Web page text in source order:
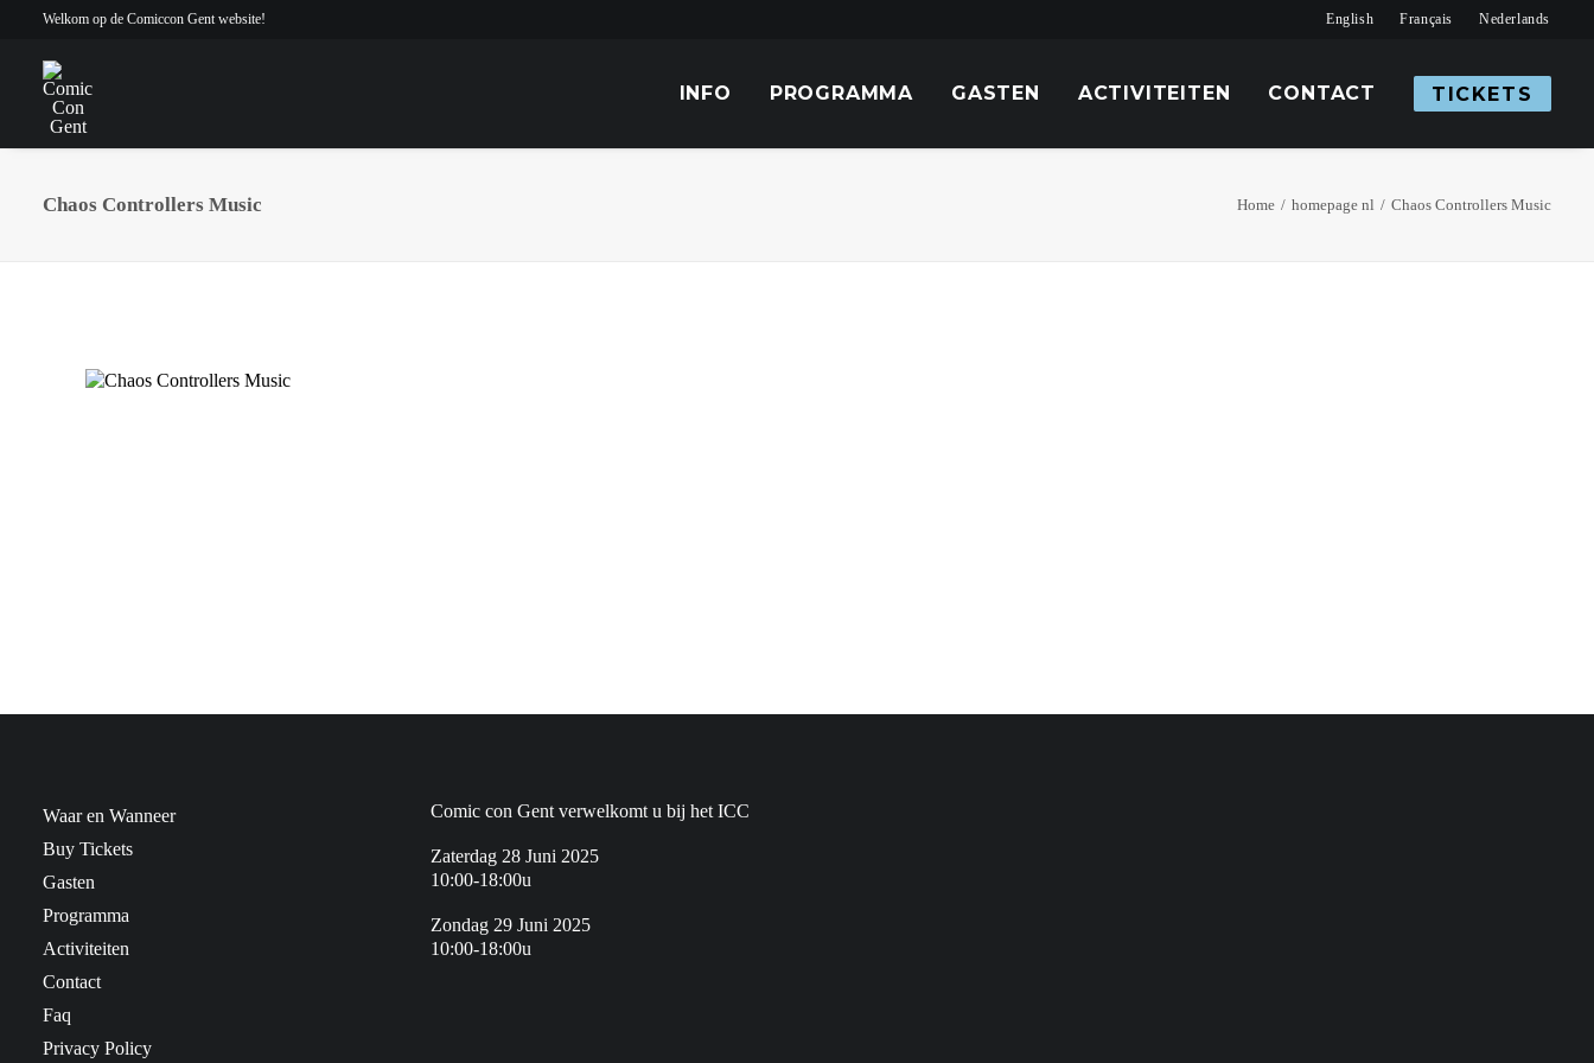
Welkom op de Comiccon Gent website! English Français Nederlands
INFO PROGRAMMA GASTEN ACTIVITEITEN CONTACT TICKETS
Chaos Controllers Music Home homepage nl Chaos Controllers Music
Waar en Wanneer
Buy Tickets
Gasten
Programma
Activiteiten
Contact
Faq
Privacy Policy
Comic con Gent verwelkomt u bij het ICC
Zaterdag 28 Juni 2025
10:00-18:00u
Zondag 29 Juni 2025
10:00-18:00u